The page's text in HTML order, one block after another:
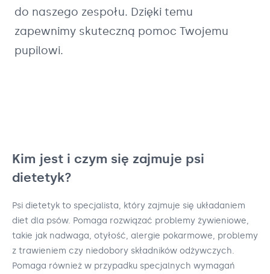
do naszego zespołu. Dzięki temu
zapewnimy skuteczną pomoc Twojemu
pupilowi.
Kim jest i czym się zajmuje psi
dietetyk?
Psi dietetyk to specjalista, który zajmuje się układaniem
diet dla psów. Pomaga rozwiązać problemy żywieniowe,
takie jak nadwaga, otyłość, alergie pokarmowe, problemy
z trawieniem czy niedobory składników odżywczych.
Pomaga również w przypadku specjalnych wymagań